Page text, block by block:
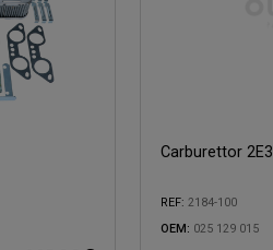
Carburettor 2E3
REF: 2184-100
OEM: 025 129 015